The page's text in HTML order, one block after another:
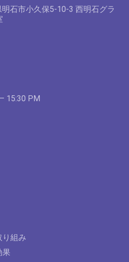
石市小久保5-10-3 西明石グラ
15:30 PM
り組み
果